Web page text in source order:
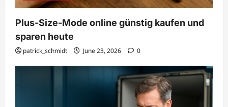
Plus-Size-Mode online günstig kaufen und
sparen heute
patrick_schmidt June 23, 2026 0